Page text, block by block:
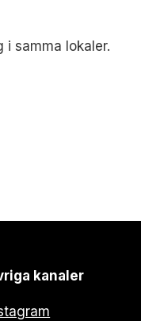
i samma lokaler.
kanaler